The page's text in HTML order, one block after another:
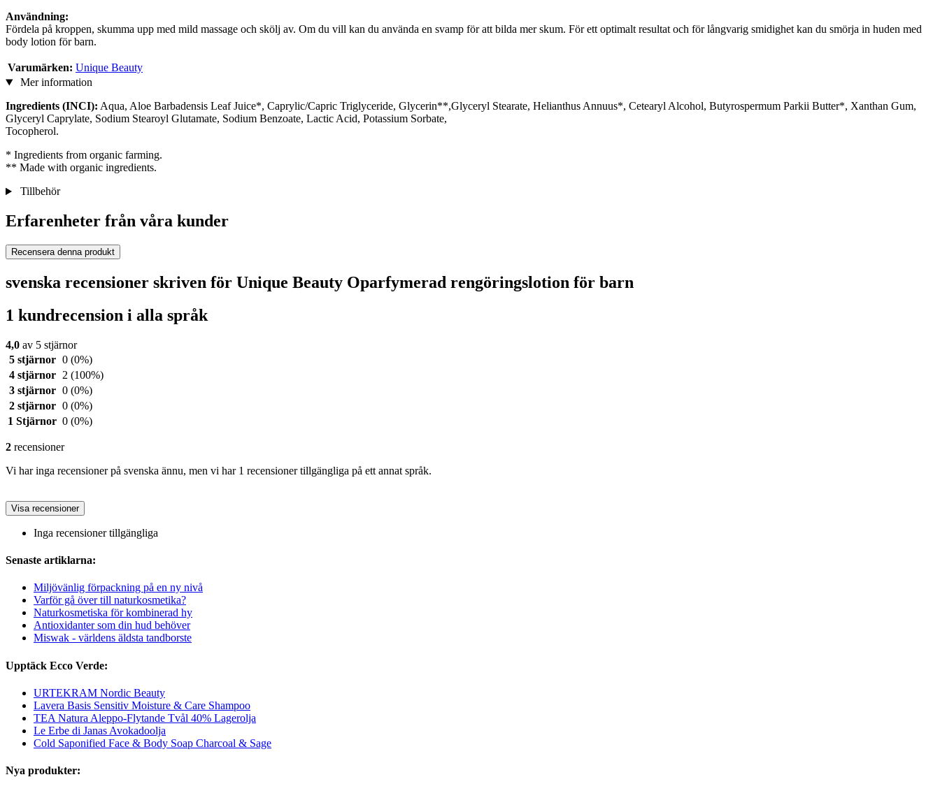
Användning:
Fördela på kroppen, skumma upp med mild massage och skölj av. Om du vill kan du använda en svamp för att bilda mer skum. För ett optimalt resultat och för långvarig smidighet kan du smörja in huden med
body lotion för barn.
Varumärken: Unique Beauty
Mer information
Ingredients (INCI): Aqua, Aloe Barbadensis Leaf Juice*, Caprylic/Capric Triglyceride, Glycerin**,Glyceryl Stearate, Helianthus Annuus*, Cetearyl Alcohol, Butyrospermum Parkii Butter*, Xanthan Gum,
Glyceryl Caprylate, Sodium Stearoyl Glutamate, Sodium Benzoate, Lactic Acid, Potassium Sorbate,
Tocopherol.
* Ingredients from organic farming.
** Made with organic ingredients.
Tillbehör
Erfarenheter från våra kunder
Recensera denna produkt
svenska recensioner skriven för Unique Beauty Oparfymerad rengöringslotion för barn
1 kundrecension i alla språk
4,0 av 5 stjärnor
5 stjärnor 0 (0%)
4 stjärnor
2 (100%)
3 stjärnor 0 (0%)
2 stjärnor 0 (0%)
1 Stjärnor 0 (0%)
2 recensioner
Vi har inga recensioner på svenska ännu, men vi har 1 recensioner tillgängliga på ett annat språk.
Visa recensioner
Inga recensioner tillgängliga
Senaste artiklarna:
Miljövänlig förpackning på en ny nivå
Varför gå över till naturkosmetika?
Naturkosmetiska för kombinerad hy
Antioxidanter som din hud behöver
Miswak - världens äldsta tandborste
Upptäck Ecco Verde:
URTEKRAM Nordic Beauty
Lavera Basis Sensitiv Moisture & Care Shampoo
TEA Natura Aleppo-Flytande Tvål 40% Lagerolja
Le Erbe di Janas Avokadoolja
Cold Saponified Face & Body Soap Charcoal & Sage
Nya produkter: